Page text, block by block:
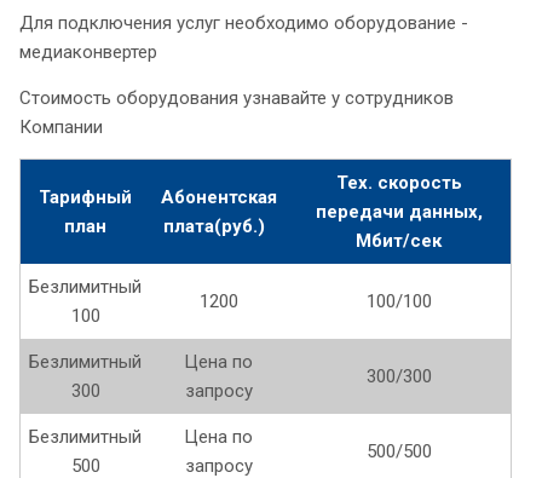
Для подключения услуг необходимо оборудование -
медиаконвертер
Стоимость оборудования узнавайте у сотрудников
Компании
Тарифный
план
Абонентская
плата(руб.)
Тех. скорость
передачи данных,
Мбит/сек
Безлимитный
100
1200 100/100
Безлимитный
300
Цена по
запросу
300/300
Безлимитный
500
Цена по
запросу
500/500